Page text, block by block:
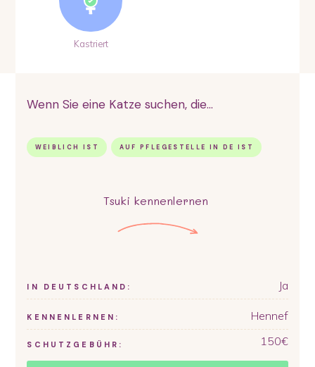
Kastriert
Wenn Sie eine Katze suchen, die...
WEIBLICH IST AUF PFLEGESTELLE IN DE IST
Tsuki kennenlernen
IN DEUTSCHLAND: Ja
KENNENLERNEN: Hennef
SCHUTZGEBÜHR: 150€